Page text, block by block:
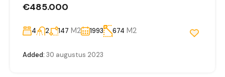
€485.000
4 2 147 M2 1993 674 M2
Added: 30 augustus 2023